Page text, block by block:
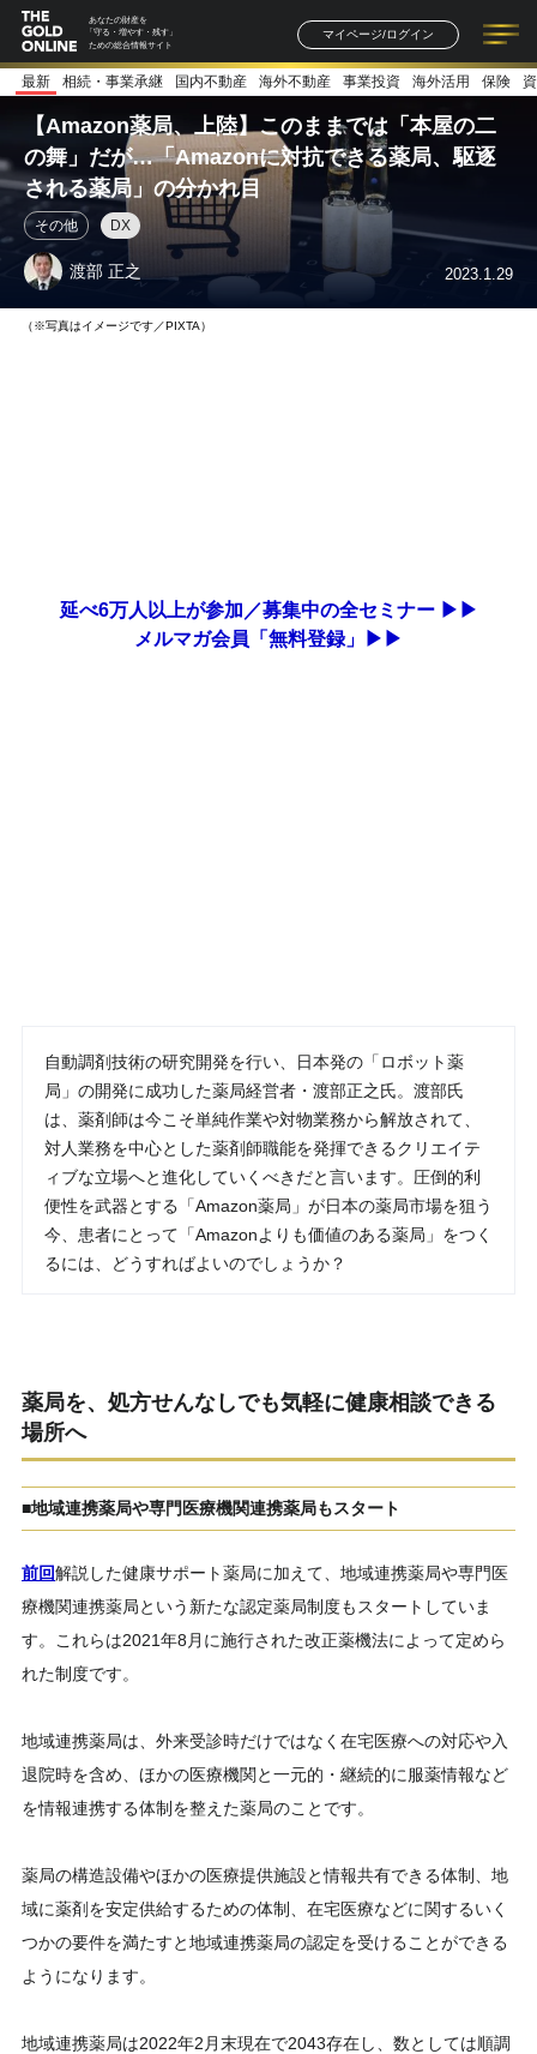
あなたの財産を
「守る・増やす・残す」
ための総合情報サイト
マイページ/ログイン
記事一覧 連載一覧
著者一覧 書籍一覧
最新 相続・事業承継 国内不動産 海外不動産 事業投資 海外活用 保険
【Amazon薬局、上陸】このままでは「本屋の二
の舞」だが…「Amazonに対抗できる薬局、駆逐
される薬局」の分かれ目
その他 DX
渡部 正之 2023.1.29
（※写真はイメージです／PIXTA）
延べ6万人以上が参加／募集中の全セミナー ▶▶
メルマガ会員「無料登録」▶▶
自動調剤技術の研究開発を行い、日本発の「ロボット薬
局」の開発に成功した薬局経営者・渡部正之氏。渡部氏
は、薬剤師は今こそ単純作業や対物業務から解放されて、
対人業務を中心とした薬剤師職能を発揮できるクリエイテ
ィブな立場へと進化していくべきだと言います。圧倒的利
便性を武器とする「Amazon薬局」が日本の薬局市場を狙う
今、患者にとって「Amazonよりも価値のある薬局」をつく
るには、どうすればよいのでしょうか？
薬局を、処方せんなしでも気軽に健康相談できる
場所へ
■地域連携薬局や専門医療機関連携薬局もスタート
前回解説した健康サポート薬局に加えて、地域連携薬局や専門医
療機関連携薬局という新たな認定薬局制度もスタートしていま
す。これらは2021年8月に施行された改正薬機法によって定めら
れた制度です。
地域連携薬局は、外来受診時だけではなく在宅医療への対応や入
退院時を含め、ほかの医療機関と一元的・継続的に服薬情報など
を情報連携する体制を整えた薬局のことです。
薬局の構造設備やほかの医療提供施設と情報共有できる体制、地
域に薬剤を安定供給するための体制、在宅医療などに関するいく
つかの要件を満たすと地域連携薬局の認定を受けることができる
ようになります。
地域連携薬局は2022年2月末現在で2043存在し、数としては順調